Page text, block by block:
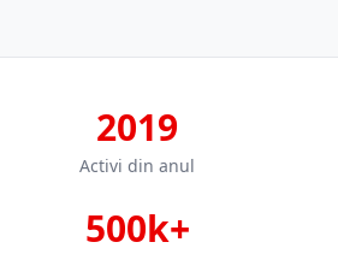
2019
Activi din anul
500k+